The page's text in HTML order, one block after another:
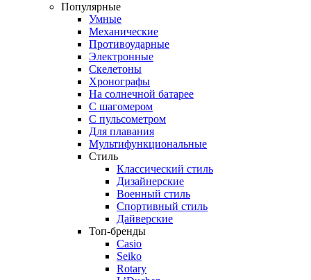
Популярные
Умные
Механические
Противоударные
Электронные
Скелетоны
Хронографы
На солнечной батарее
С шагомером
С пульсометром
Для плавания
Мультифункциональные
Стиль
Классический стиль
Дизайнерские
Военный стиль
Спортивный стиль
Дайверские
Топ-бренды
Casio
Seiko
Rotary